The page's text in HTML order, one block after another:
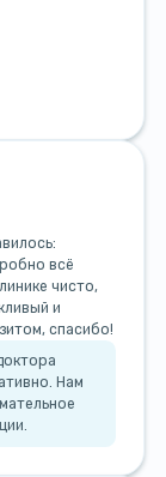
всё
чисто,
и
спасибо!
Нам